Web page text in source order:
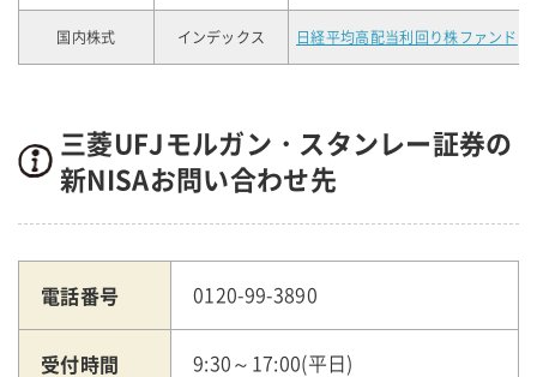
国内株式 インデックス 日経平均高配当利回り株ファンド
三菱UFJモルガン・スタンレー証券の
新NISAお問い合わせ先
電話番号 0120-99-3890
受付時間 9:30～17:00(平日)